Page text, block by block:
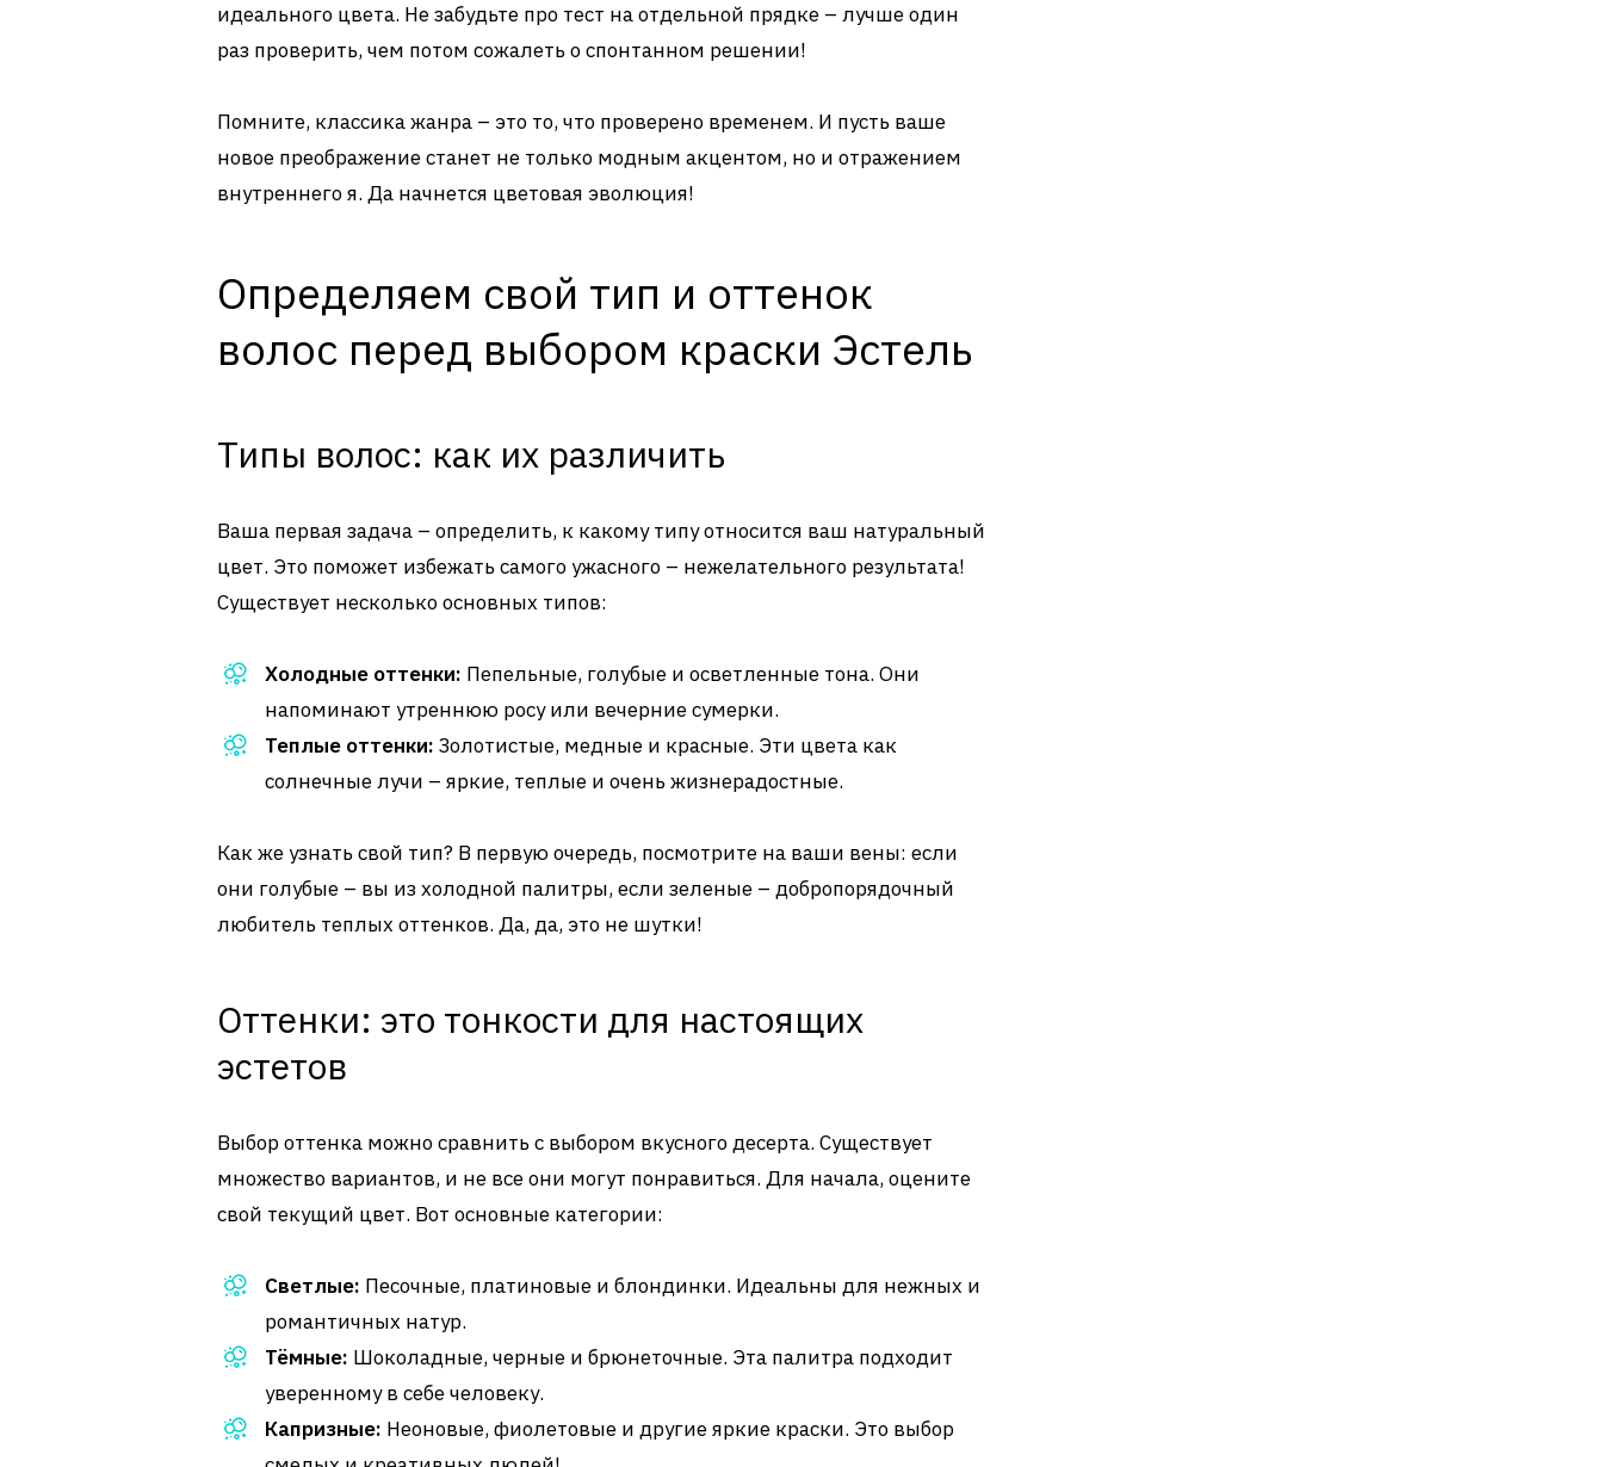
идеального цвета. Не забудьте про тест на отдельной прядке – лучше один
раз проверить, чем потом сожалеть о спонтанном решении!
Помните, классика жанра – это то, что проверено временем. И пусть ваше
новое преображение станет не только модным акцентом, но и отражением
внутреннего я. Да начнется цветовая эволюция!
Определяем свой тип и оттенок
волос перед выбором краски Эстель
Типы волос: как их различить
Ваша первая задача – определить, к какому типу относится ваш натуральный
цвет. Это поможет избежать самого ужасного – нежелательного результата!
Существует несколько основных типов:
Холодные оттенки: Пепельные, голубые и осветленные тона. Они
напоминают утреннюю росу или вечерние сумерки.
Теплые оттенки: Золотистые, медные и красные. Эти цвета как
солнечные лучи – яркие, теплые и очень жизнерадостные.
Как же узнать свой тип? В первую очередь, посмотрите на ваши вены: если
они голубые – вы из холодной палитры, если зеленые – добропорядочный
любитель теплых оттенков. Да, да, это не шутки!
Оттенки: это тонкости для настоящих
эстетов
Выбор оттенка можно сравнить с выбором вкусного десерта. Существует
множество вариантов, и не все они могут понравиться. Для начала, оцените
свой текущий цвет. Вот основные категории:
Светлые: Песочные, платиновые и блондинки. Идеальны для нежных и
романтичных натур.
Тёмные: Шоколадные, черные и брюнеточные. Эта палитра подходит
уверенному в себе человеку.
Капризные: Неоновые, фиолетовые и другие яркие краски. Это выбор